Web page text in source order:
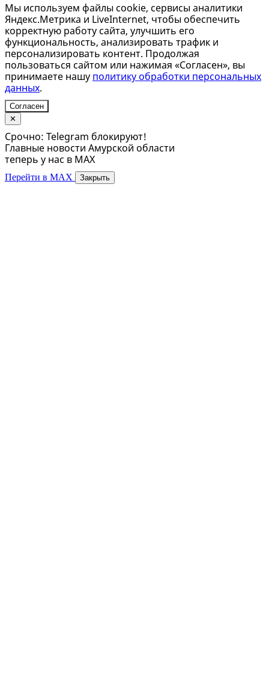
Мы используем файлы cookie, сервисы аналитики
Яндекс.Метрика и LiveInternet, чтобы обеспечить
корректную работу сайта, улучшить его
функциональность, анализировать трафик и
персонализировать контент. Продолжая
пользоваться сайтом или нажимая «Согласен», вы
принимаете нашу политику обработки персональных
данных.
Согласен
✕
Срочно: Telegram блокируют!
Главные новости Амурской области
теперь у нас в MAX
Перейти в MAX Закрыть